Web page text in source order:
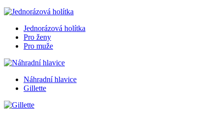
Jednorázová holítka
Pro ženy
Pro muže
Náhradní hlavice
Gillette